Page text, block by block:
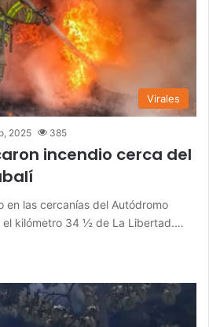
Virales
2025 385
incendio cerca del
en las cercanías del Autódromo
el kilómetro 34 ½ de La Libertad.…